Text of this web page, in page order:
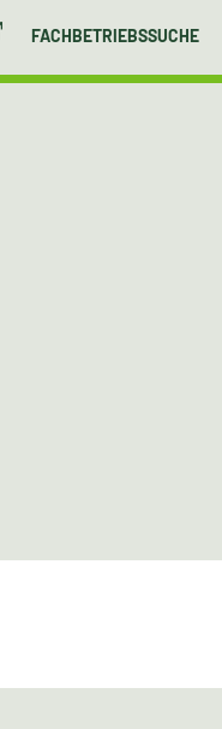
FACHBETRIEBSSUCHE